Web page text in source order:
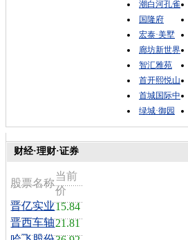
潮白河孔雀
国隆府
宏泰·美墅
廊坊新世界
智汇雅苑
首开熙悦山
首城国际中
绿城·御园
财经·理财·证券
股票名称
当前
价
晋亿实业15.84
晋西车轴21.81